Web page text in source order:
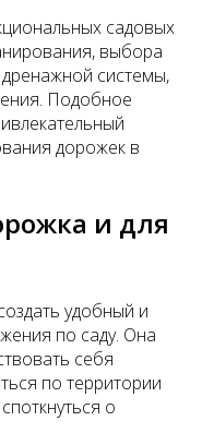
садовых
выбора
системы,
Подобное
дорожек в
и для
удобный и
по саду. Она
себя
по территории
о